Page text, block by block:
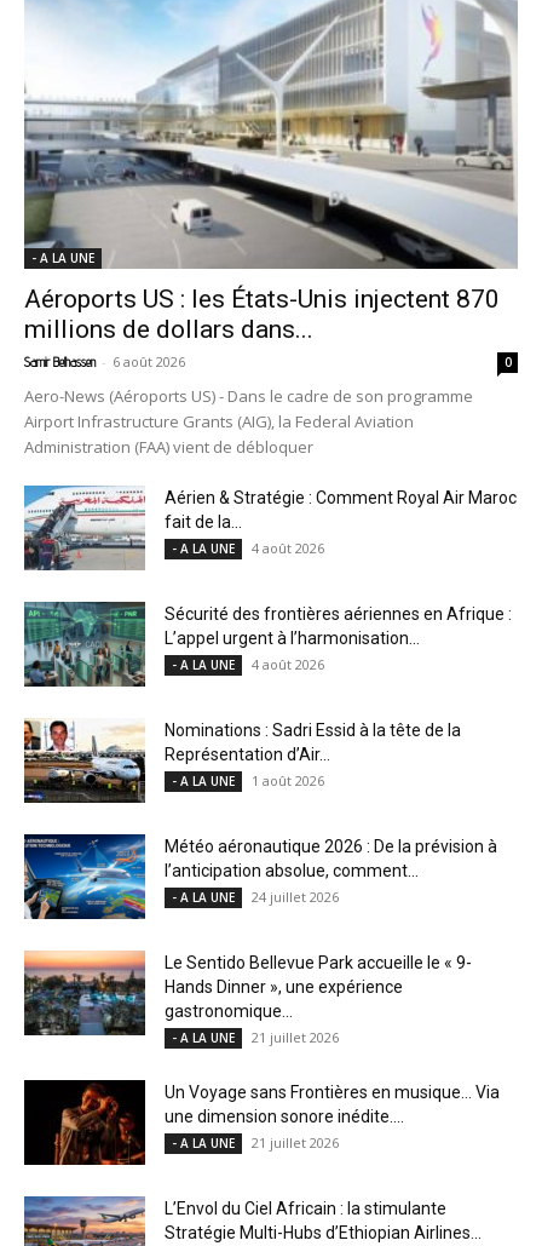
- A LA UNE
Aéroports US : les États-Unis injectent 870
millions de dollars dans...
Samir Belhassen - 6 août 2026 0
Aero-News (Aéroports US) - Dans le cadre de son programme
Airport Infrastructure Grants (AIG), la Federal Aviation
Administration (FAA) vient de débloquer
Aérien & Stratégie : Comment Royal Air Maroc
fait de la...
- A LA UNE 4 août 2026
Sécurité des frontières aériennes en Afrique :
L’appel urgent à l’harmonisation...
- A LA UNE 4 août 2026
Nominations : Sadri Essid à la tête de la
Représentation d’Air...
- A LA UNE 1 août 2026
Météo aéronautique 2026 : De la prévision à
l’anticipation absolue, comment...
- A LA UNE 24 juillet 2026
Le Sentido Bellevue Park accueille le « 9-
Hands Dinner », une expérience
gastronomique...
- A LA UNE 21 juillet 2026
Un Voyage sans Frontières en musique… Via
une dimension sonore inédite....
- A LA UNE 21 juillet 2026
L’Envol du Ciel Africain : la stimulante
Stratégie Multi-Hubs d’Ethiopian Airlines...